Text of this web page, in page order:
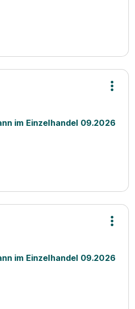
im Einzelhandel 09.2026
im Einzelhandel 09.2026